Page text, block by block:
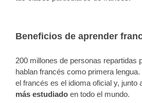
Beneficios de aprender
200 millones de personas repartidas
hablan francés como primera
el francés es el idioma oficial y, junto
más estudiado en todo el mundo.